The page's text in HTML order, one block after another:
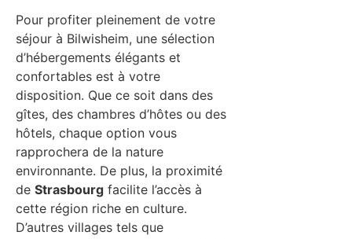
Pour profiter pleinement de votre
séjour à Bilwisheim, une sélection
d’hébergements élégants et
confortables est à votre
disposition. Que ce soit dans des
gîtes, des chambres d’hôtes ou des
hôtels, chaque option vous
rapprochera de la nature
environnante. De plus, la proximité
de Strasbourg facilite l’accès à
cette région riche en culture.
D’autres villages tels que